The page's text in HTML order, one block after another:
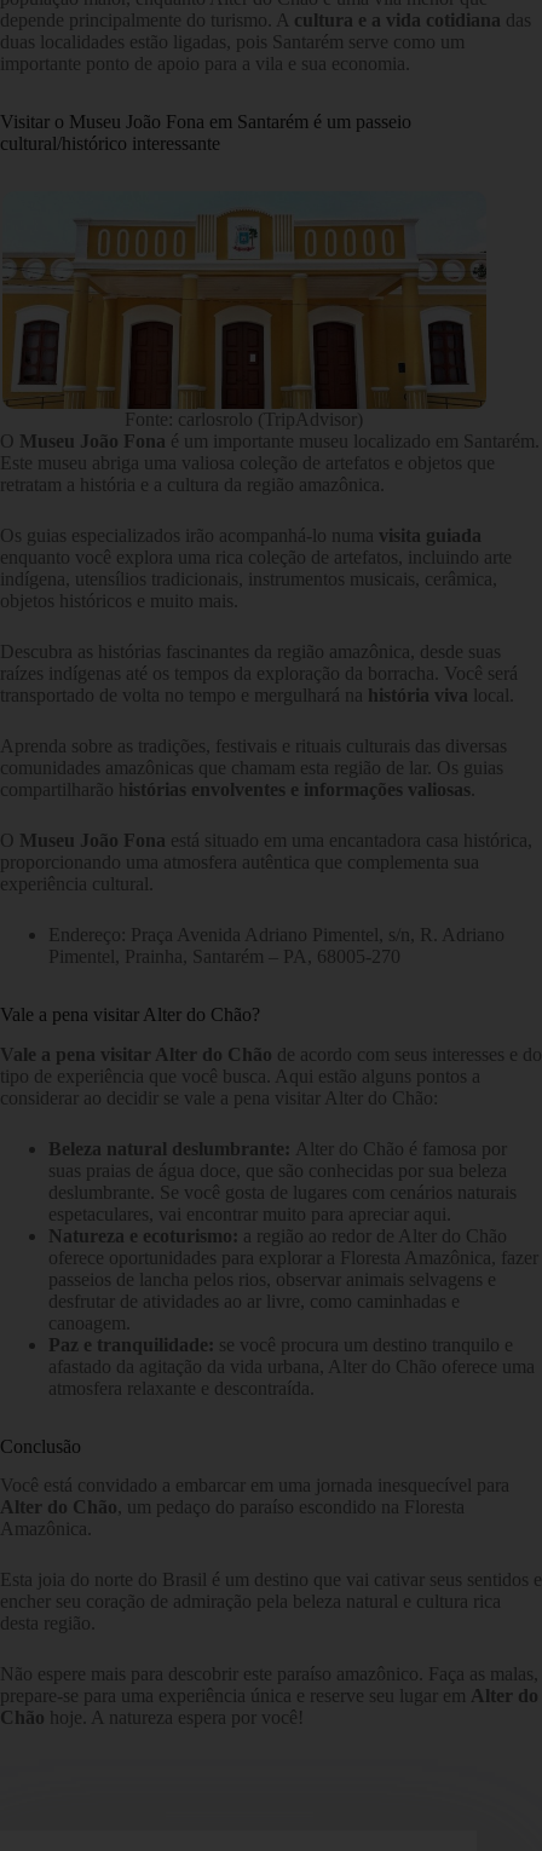
depende principalmente do turismo. A cultura e a vida cotidiana das
duas localidades estão ligadas, pois Santarém serve como um
importante ponto de apoio para a vila e sua economia.
Visitar o Museu João Fona em Santarém é um passeio
cultural/histórico interessante
Fonte: carlosrolo (TripAdvisor)
O Museu João Fona é um importante museu localizado em Santarém.
Este museu abriga uma valiosa coleção de artefatos e objetos que
retratam a história e a cultura da região amazônica.
Os guias especializados irão acompanhá-lo numa visita guiada
enquanto você explora uma rica coleção de artefatos, incluindo arte
indígena, utensílios tradicionais, instrumentos musicais, cerâmica,
objetos históricos e muito mais.
Descubra as histórias fascinantes da região amazônica, desde suas
raízes indígenas até os tempos da exploração da borracha. Você será
transportado de volta no tempo e mergulhará na história viva local.
Aprenda sobre as tradições, festivais e rituais culturais das diversas
comunidades amazônicas que chamam esta região de lar. Os guias
compartilharão histórias envolventes e informações valiosas
O Museu João Fona está situado em uma encantadora casa histórica,
proporcionando uma atmosfera autêntica que complementa sua
experiência cultural.
Endereço: Praça Avenida Adriano Pimentel, s/n, R. Adriano
Pimentel, Prainha, Santarém – PA, 68005-270
Vale a pena visitar Alter do Chão?
Vale a pena visitar Alter do Chão de acordo com seus interesses e do
tipo de experiência que você busca. Aqui estão alguns pontos a
considerar ao decidir se vale a pena visitar Alter do Chão:
Beleza natural deslumbrante: Alter do Chão é famosa por
suas praias de água doce, que são conhecidas por sua beleza
deslumbrante. Se você gosta de lugares com cenários naturais
espetaculares, vai encontrar muito para apreciar aqui.
Natureza e ecoturismo: a região ao redor de Alter do Chão
oferece oportunidades para explorar a Floresta Amazônica, fazer
passeios de lancha pelos rios, observar animais selvagens e
desfrutar de atividades ao ar livre, como caminhadas e
canoagem.
Paz e tranquilidade: se você procura um destino tranquilo e
afastado da agitação da vida urbana, Alter do Chão oferece uma
atmosfera relaxante e descontraída.
Conclusão
Você está convidado a embarcar em uma jornada inesquecível para
Alter do Chão , um pedaço do paraíso escondido na Floresta
Amazônica.
Esta joia do norte do Brasil é um destino que vai cativar seus sentidos e
encher seu coração de admiração pela beleza natural e cultura rica
desta região.
Não espere mais para descobrir este paraíso amazônico. Faça as malas,
prepare-se para uma experiência única e reserve seu lugar em Alter do
Chão hoje. A natureza espera por você!